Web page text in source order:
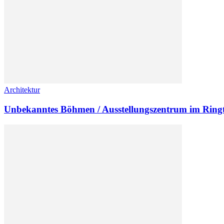
Architektur
Unbekanntes Böhmen / Ausstellungszentrum im